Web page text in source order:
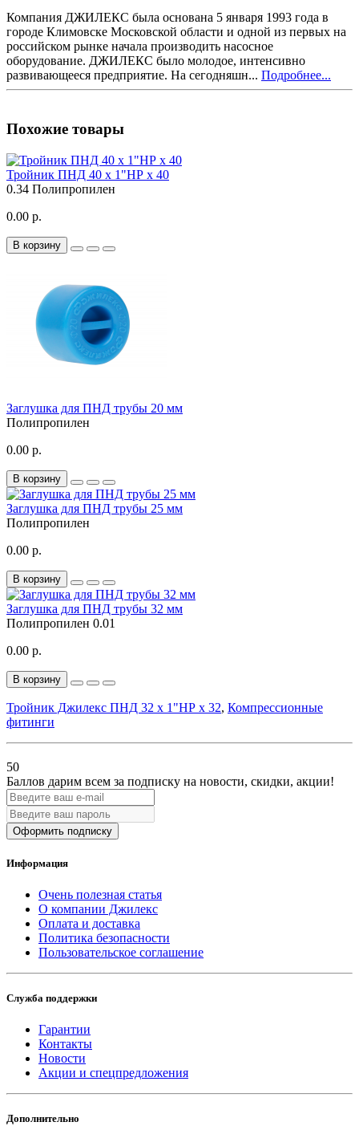
Компания ДЖИЛЕКС была основана 5 января 1993 года в
городе Климовске Московской области и одной из первых на
российском рынке начала производить насосное
оборудование. ДЖИЛЕКС было молодое, интенсивно
развивающееся предприятие. На сегодняшн... Подробнее...
Похожие товары
Тройник ПНД 40 x 1"НР x 40
0.34 Полипропилен
0.00 р.
В корзину
Заглушка для ПНД трубы 20 мм
Полипропилен
0.00 р.
В корзину
Заглушка для ПНД трубы 25 мм
Полипропилен
0.00 р.
В корзину
Заглушка для ПНД трубы 32 мм
Полипропилен 0.01
0.00 р.
В корзину
Тройник Джилекс ПНД 32 x 1"НР x 32, Компрессионные
фитинги
50
Баллов дарим всем за подписку на новости, скидки, акции!
Оформить подписку
Информация
Очень полезная статья
О компании Джилекс
Оплата и доставка
Политика безопасности
Пользовательское соглашение
Служба поддержки
Гарантии
Контакты
Новости
Акции и спецпредложения
Дополнительно